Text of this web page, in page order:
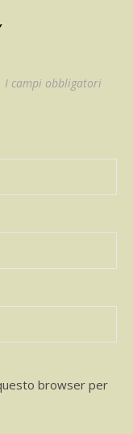
I campi obbligatori
browser per